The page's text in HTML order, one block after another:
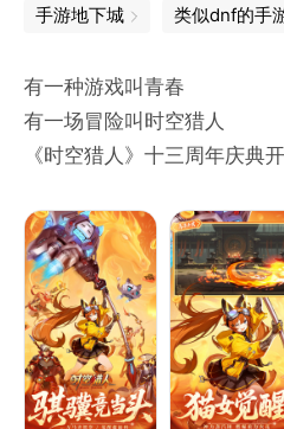
手游地下城 类似dnf的手
有一种游戏叫青春
有一场冒险叫时空猎人
《时空猎人》十三周年庆典
传说！
回忆副本再现，经典地图返
装！